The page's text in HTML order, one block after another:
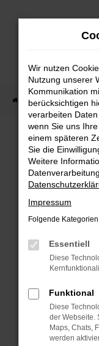
Zum
Startseite
Bei
Auswahl
ERROR
Beim Laden
Hier sind ein
können:
Wir nutzen
Nutzung unserer
Kommunikation
berücksichtigen
verarbeiten
wenn Sie uns
einem späteren
Sie die
Weitere
Impressum
Folgende
Essentiell
Diese
Funktional
Diese
der Webseite.
Maps, Chats,
werden